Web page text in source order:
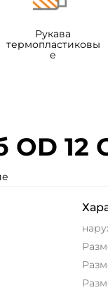
Рукава
термопластиковы
е
OD 12